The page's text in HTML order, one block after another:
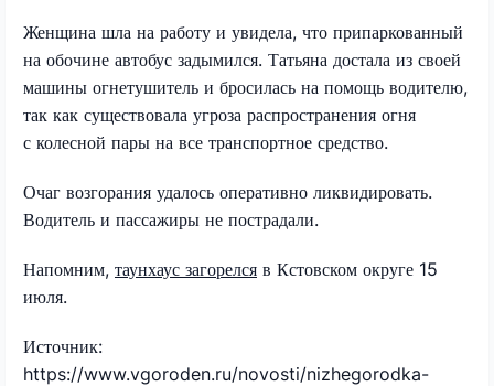
Женщина шла на работу и увидела, что припаркованный
на обочине автобус задымился. Татьяна достала из своей
машины огнетушитель и бросилась на помощь водителю,
так как существовала угроза распространения огня
с колесной пары на все транспортное средство.
Очаг возгорания удалось оперативно ликвидировать.
Водитель и пассажиры не пострадали.
Напомним, таунхаус загорелся в Кстовском округе 15
июля.
Источник:
https://www.vgoroden.ru/novosti/nizhegorodka-